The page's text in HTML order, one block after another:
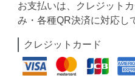
お支払いは、クレジット
み・各種QR決済に対応し
クレジットカード